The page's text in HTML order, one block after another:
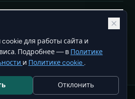
УНП ЕА3732804
info@doit.by
для работы сайта и
Подробнее — в Политике
и Политике cookie.
Отклонить